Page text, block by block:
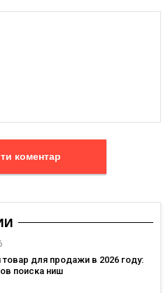
Залишити коментар
товар для продажи в 2026 году:
поиска ниш